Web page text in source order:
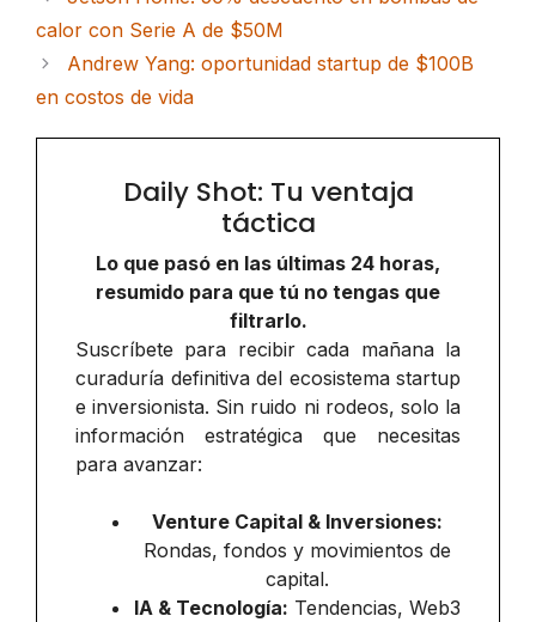
calor con Serie A de $50M
Andrew Yang: oportunidad startup de $100B
en costos de vida
Daily Shot: Tu ventaja
táctica
Lo que pasó en las últimas 24 horas,
resumido para que tú no tengas que
filtrarlo.
Suscríbete para recibir cada mañana la
curaduría definitiva del ecosistema startup
e inversionista. Sin ruido ni rodeos, solo la
información estratégica que necesitas
para avanzar:
Venture Capital & Inversiones:
Rondas, fondos y movimientos de
capital.
IA & Tecnología: Tendencias, Web3